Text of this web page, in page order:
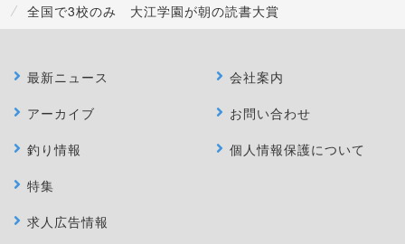
全国で3校のみ 大江学園が朝の読書大賞
最新ニュース
アーカイブ
釣り情報
特集
求人広告情報
会社案内
お問い合わせ
個人情報保護について